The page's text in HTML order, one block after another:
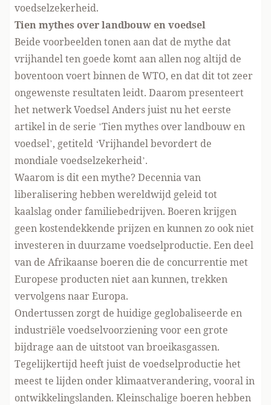
voedselzekerheid.
Tien mythes over landbouw en voedsel
Beide voorbeelden tonen aan dat de mythe dat
vrijhandel ten goede komt aan allen nog altijd de
boventoon voert binnen de WTO, en dat dit tot zeer
ongewenste resultaten leidt. Daarom presenteert
het netwerk Voedsel Anders juist nu het eerste
artikel in de serie ’Tien mythes over landbouw en
voedsel’, getiteld ‘Vrijhandel bevordert de
mondiale voedselzekerheid’.
Waarom is dit een mythe? Decennia van
liberalisering hebben wereldwijd geleid tot
kaalslag onder familiebedrijven. Boeren krijgen
geen kostendekkende prijzen en kunnen zo ook niet
investeren in duurzame voedselproductie. Een deel
van de Afrikaanse boeren die de concurrentie met
Europese producten niet aan kunnen, trekken
vervolgens naar Europa.
Ondertussen zorgt de huidige geglobaliseerde en
industriële voedselvoorziening voor een grote
bijdrage aan de uitstoot van broeikasgassen.
Tegelijkertijd heeft juist de voedselproductie het
meest te lijden onder klimaatverandering, vooral in
ontwikkelingslanden. Kleinschalige boeren hebben